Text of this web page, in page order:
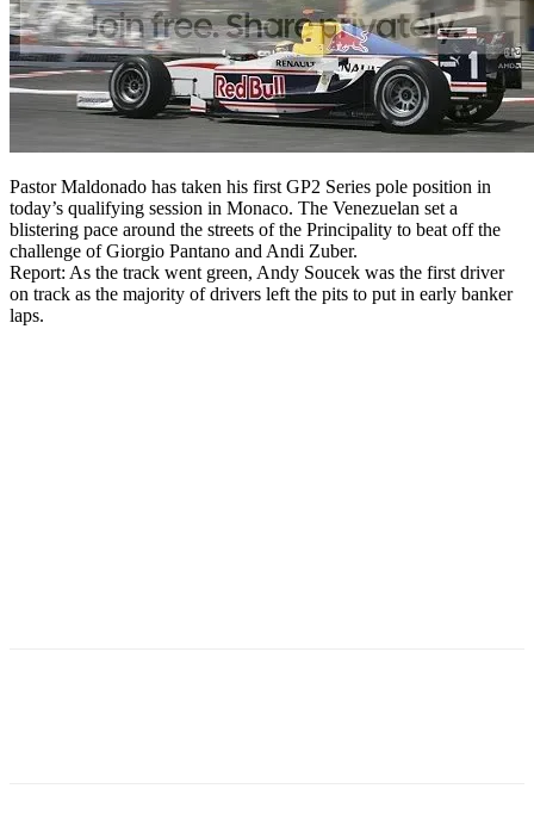
Pastor Maldonado has taken his first GP2 Series pole position in
today’s qualifying session in Monaco. The Venezuelan set a
blistering pace around the streets of the Principality to beat off the
challenge of Giorgio Pantano and Andi Zuber.
Report: As the track went green, Andy Soucek was the first driver
on track as the majority of drivers left the pits to put in early banker
laps.